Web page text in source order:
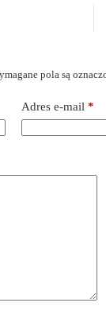
pola są
Adres e-mail *